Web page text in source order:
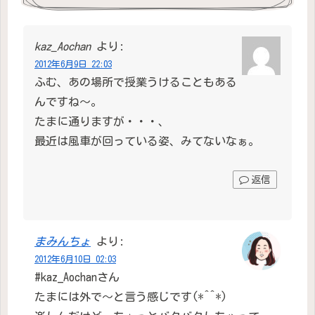
kaz_Aochan より:
2012年6月9日 22:03
ふむ、あの場所で授業うけることもある
んですね〜。
たまに通りますが・・・、
最近は風車が回っている姿、みてないなぁ。
返信
まみんちょ より:
2012年6月10日 02:03
#kaz_Aochanさん
たまには外で〜と言う感じです(*^^*)